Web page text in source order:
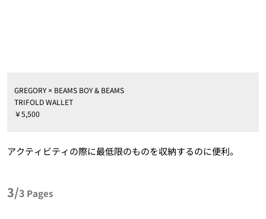
GREGORY × BEAMS BOY & BEAMS
TRIFOLD WALLET
￥5,500
アクティビティの際に最低限のものを収納するのに便利。
3/3 Pages